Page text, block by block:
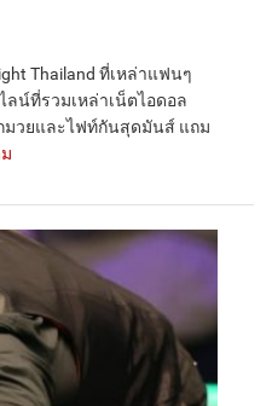
Thailand ที่เหล่าแฟนๆ
ลน์ที่รวมเหล่าเน็ตไอดอล
มวยและไฟท์กันสุดมันส์ แถม